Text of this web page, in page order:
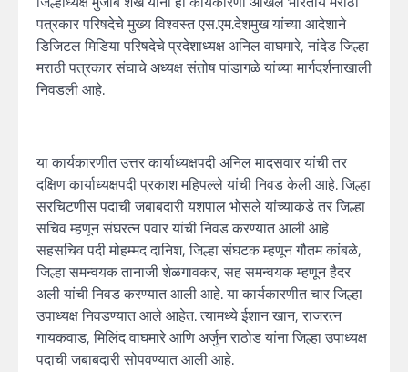
पत्रकार परिषदेचे मुख्य विश्वस्त एस.एम.देशमुख यांच्या आदेशाने
डिजिटल मिडिया परिषदेचे प्रदेशाध्यक्ष अनिल वाघमारे, नांदेड जिल्हा
मराठी पत्रकार संघाचे अध्यक्ष संतोष पांडागळे यांच्या मार्गदर्शनाखाली
निवडली आहे.
या कार्यकारणीत उत्तर कार्याध्यक्षपदी अनिल मादसवार यांची तर
दक्षिण कार्याध्यक्षपदी प्रकाश महिपल्ले यांची निवड केली आहे. जिल्हा
सरचिटणीस पदाची जबाबदारी यशपाल भोसले यांच्याकडे तर जिल्हा
सचिव म्हणून संघरत्न पवार यांची निवड करण्यात आली आहे
सहसचिव पदी मोहम्मद दानिश, जिल्हा संघटक म्हणून गौतम कांबळे,
जिल्हा समन्वयक तानाजी शेळगावकर, सह समन्वयक म्हणून हैदर
अली यांची निवड करण्यात आली आहे. या कार्यकारणीत चार जिल्हा
उपाध्यक्ष निवडण्यात आले आहेत. त्यामध्ये ईशान खान, राजरत्न
गायकवाड, मिलिंद वाघमारे आणि अर्जुन राठोड यांना जिल्हा उपाध्यक्ष
पदाची जबाबदारी सोपवण्यात आली आहे.